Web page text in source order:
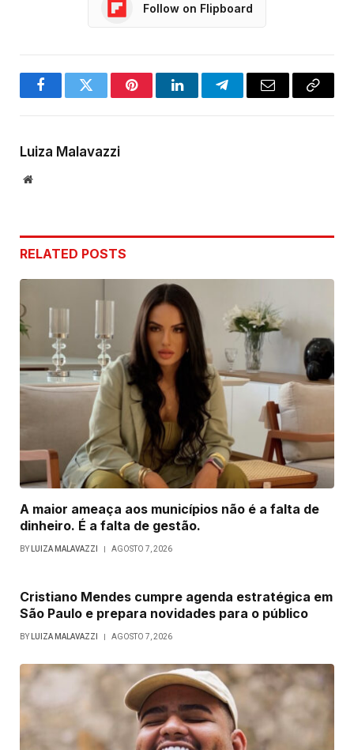
Follow on Flipboard
FacebookTwitter PinterestLinkedInTelegramEmail
Copy
Luiza Malavazzi
Website
RELATED POSTS
A maior ameaça aos municípios não é a falta de
dinheiro. É a falta de gestão.
BY LUIZA MALAVAZZI AGOSTO 7, 2026
Cristiano Mendes cumpre agenda estratégica em
São Paulo e prepara novidades para o público
BY LUIZA MALAVAZZI AGOSTO 7, 2026